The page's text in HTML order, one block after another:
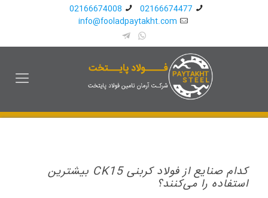
02166674477
02166674008
info@fooladpaytakht.com
کدام صنایع از فولاد کربنی CK15 بیشترین
استفاده را می‌کنند؟